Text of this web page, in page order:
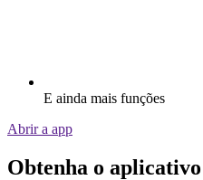
E ainda mais funções
Abrir a app
Obtenha o